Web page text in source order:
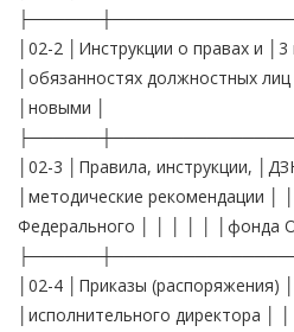
│02-2 │Инструкции о правах и │3
│обязанностях должностных
│новыми │
│02-3 │Правила, инструкции,
│методические рекомендации │
Федерального │ │ │ │ │ │фонда
│02-4 │Приказы (распоряжения)
│исполнительного директора